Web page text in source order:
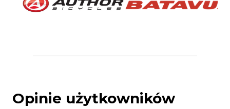
Opinie użytkowników